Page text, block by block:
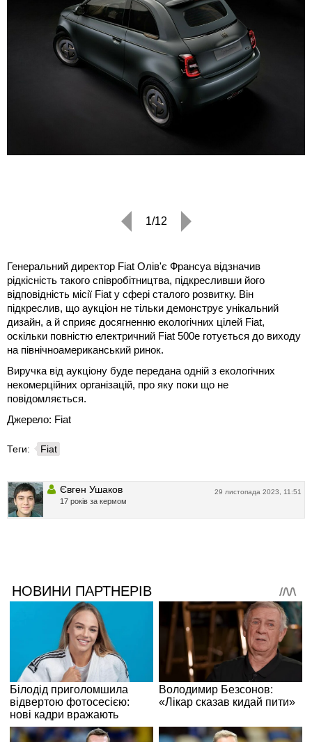
1/12
Генеральний директор Fiat Олів'є Франсуа відзначив
рідкісність такого співробітництва, підкресливши його
відповідність місії Fiat у сфері сталого розвитку. Він
підкреслив, що аукціон не тільки демонструє унікальний
дизайн, а й сприяє досягненню екологічних цілей Fiat,
оскільки повністю електричний Fiat 500e готується до виходу
на північноамериканський ринок.
Виручка від аукціону буде передана одній з екологічних
некомерційних організацій, про яку поки що не
повідомляється.
Джерело: Fiat
Теги: Fiat
29 листопада 2023, 11:51
Євген Ушаков
17 років за кермом